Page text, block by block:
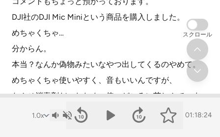
DJI社のDJI Mic Miniという商品を購入しました。
めちゃくちゃ…
分からん。
本当？なんか偽物みたいなやつ出してくるのやめて。
めちゃくちゃ使いやすく、音もいいんですが、
なんせ消毒剤だったため、使いどころに苦しんでいま
いつかこれを使った音源をどこかにあげたいです。
01:18:24
スクロール